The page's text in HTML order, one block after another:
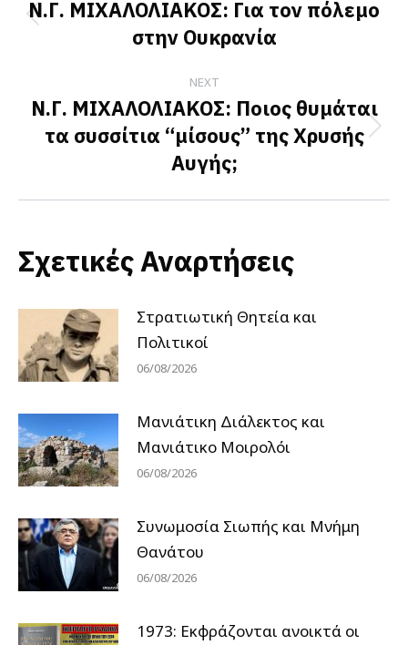
navigation Previous
post:
Ν.Γ. ΜΙΧΑΛΟΛΙΑΚΟΣ: Για τον πόλεμο
στην Ουκρανία
NEXT
Next
post:
Ν.Γ. ΜΙΧΑΛΟΛΙΑΚΟΣ: Ποιος θυμάται
τα συσσίτια “μίσους” της Χρυσής
Αυγής;
Σχετικές Αναρτήσεις
Στρατιωτική Θητεία και
Πολιτικοί
06/08/2026
Μανιάτικη Διάλεκτος και
Μανιάτικο Μοιρολόι
06/08/2026
Συνωμοσία Σιωπής και Μνήμη
Θανάτου
06/08/2026
1973: Εκφράζονται ανοικτά οι